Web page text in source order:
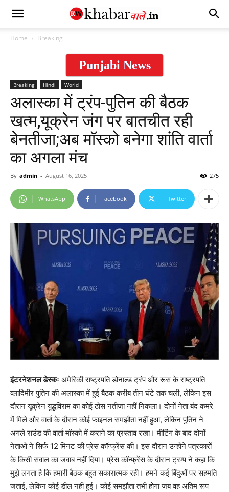
Home Breaking
Punjabi News
Breaking Hindi World
अलास्का में ट्रंप-पुतिन की बैठक
खत्म,यूक्रेन जंग पर बातचीत रही
बेनतीजा;अब मॉस्को बनेगा शांति वार्ता
का अगला मंच
By admin - August 16, 2025 275
WhatsApp Facebook Twitter
इंटरनेशनल डेस्कः अमेरिकी राष्ट्रपति डोनाल्ड ट्रंप और रूस के राष्ट्रपति
व्लादिमीर पुतिन की अलास्का में हुई बैठक करीब तीन घंटे तक चली, लेकिन इस
दौरान यूक्रेन युद्धविराम का कोई ठोस नतीजा नहीं निकला। दोनों नेता बंद कमरे
में मिले और वार्ता के दौरान कोई फाइनल समझौता नहीं हुआ, लेकिन पुतिन ने
अगले राउंड की वार्ता मॉस्को में कराने का प्रस्ताव रखा। मीटिंग के बाद दोनों
नेताओं ने सिर्फ 12 मिनट की प्रेस कॉन्फ्रेंस की। इस दौरान उन्होंने पत्रकारों
के किसी सवाल का जवाब नहीं दिया। प्रेस कॉन्फ्रेंस के दौरान ट्रम्प ने कहा कि
मुझे लगता है कि हमारी बैठक बहुत सकारात्मक रही। हमने कई बिंदुओं पर सहमति
जताई, लेकिन कोई डील नहीं हुई। कोई समझौता तभी होगा जब वह अंतिम रूप